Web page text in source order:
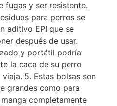
fugas y ser resistente.
para perros se
aditivo EPI que se
después de usar.
y portátil podría
la caca de su perro
5. Estas bolsas son
grandes como para
completamente